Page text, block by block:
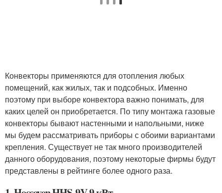
Конвекторы применяются для отопления любых
помещений, как жилых, так и подсобных. Именно
поэтому при выборе конвектора важно понимать, для
каких целей он приобретается. По типу монтажа газовые
конвекторы бывают настенными и напольными, ниже
мы будем рассматривать приборы с обоими вариантами
крепления. Существует не так много производителей
данного оборудования, поэтому некоторые фирмы будут
представлены в рейтинге более одного раза.